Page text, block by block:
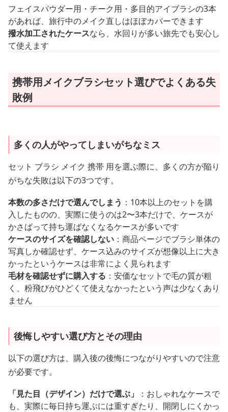
フェイスパウダー用・チーク用・多目的アイブラシの3本
があれば、旅行中のメイク直しはほぼカバーできます
撥水加工されたケースなら、水回りが多い旅先でも安心し
て使えます
携帯用メイクブラシセット選びでよくある失
敗例
多くの人がやってしまいがちなミス
セット ブラシ メイク 携帯 用を選ぶ際に、多くの方が陥り
がちな失敗は以下の3つです。
本数の多さだけで選んでしまう ：10本以上のセットを購
入したものの、実際に使うのは2〜3本だけで、ケースが
かさばって持ち運ばなくなるケースが多いです
ケースのサイズを確認しない ：商品ページでブラシ単体の
写真しか確認せず、ケース込みのサイズが想像以上に大き
かったというケースは非常によく見られます
毛材を確認せずに購入する ：安価なセットで毛の質が粗
く、粉飛びがひどくて使えなかったという声は少なくあり
ません
後悔しやすい選び方とその理由
以下の選び方は、購入後の後悔につながりやすいので注意
が必要です。
「見た目（デザイン）だけで選ぶ」
：おしゃれなケースで
も、実際に毎日持ち運ぶには重すぎたり、開閉しにくかっ